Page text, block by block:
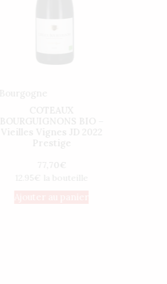
Bourgogne
COTEAUX
BOURGUIGNONS BIO –
Vieilles Vignes JD 2022
Prestige
77,70
€
12.95€ la bouteille